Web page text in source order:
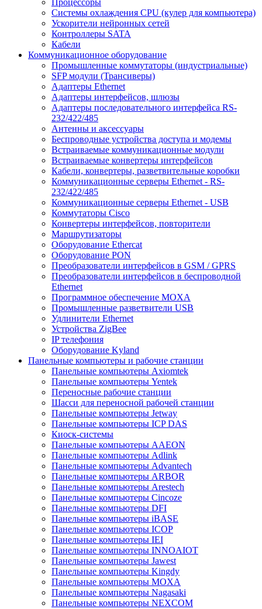
Процессоры
Системы охлаждения CPU (кулер для компьютера)
Ускорители нейронных сетей
Контроллеры SATA
Кабели
Коммуникационное оборудование
Промышленные коммутаторы (индустриальные)
SFP модули (Трансиверы)
Адаптеры Ethernet
Адаптеры интерфейсов, шлюзы
Адаптеры последовательного интерфейса RS-
232/422/485
Антенны и аксессуары
Беспроводные устройства доступа и модемы
Встраиваемые коммуникационные модули
Встраиваемые конвертеры интерфейсов
Кабели, конвертеры, разветвительные коробки
Коммуникационные серверы Ethernet - RS-
232/422/485
Коммуникационные серверы Ethernet - USB
Коммутаторы Cisco
Конвертеры интерфейсов, повторители
Маршрутизаторы
Оборудование Ethercat
Оборудование PON
Преобразователи интерфейсов в GSM / GPRS
Преобразователи интерфейсов в беспроводной
Ethernet
Программное обеспечение MOXA
Промышленные разветвители USB
Удлинители Ethernet
Устройства ZigBee
IP телефония
Оборудование Kyland
Панельные компьютеры и рабочие станции
Панельные компьютеры Axiomtek
Панельные компьютеры Yentek
Переносные рабочие станции
Шасси для переносной рабочей станции
Панельные компьютеры Jetway
Панельные компьютеры ICP DAS
Киоск-системы
Панельные компьютеры AAEON
Панельные компьютеры Adlink
Панельные компьютеры Advantech
Панельные компьютеры ARBOR
Панельные компьютеры Arestech
Панельные компьютеры Cincoze
Панельные компьютеры DFI
Панельные компьютеры iBASE
Панельные компьютеры ICOP
Панельные компьютеры IEI
Панельные компьютеры INNOAIOT
Панельные компьютеры Jawest
Панельные компьютеры Kingdy
Панельные компьютеры MOXA
Панельные компьютеры Nagasaki
Панельные компьютеры NEXCOM